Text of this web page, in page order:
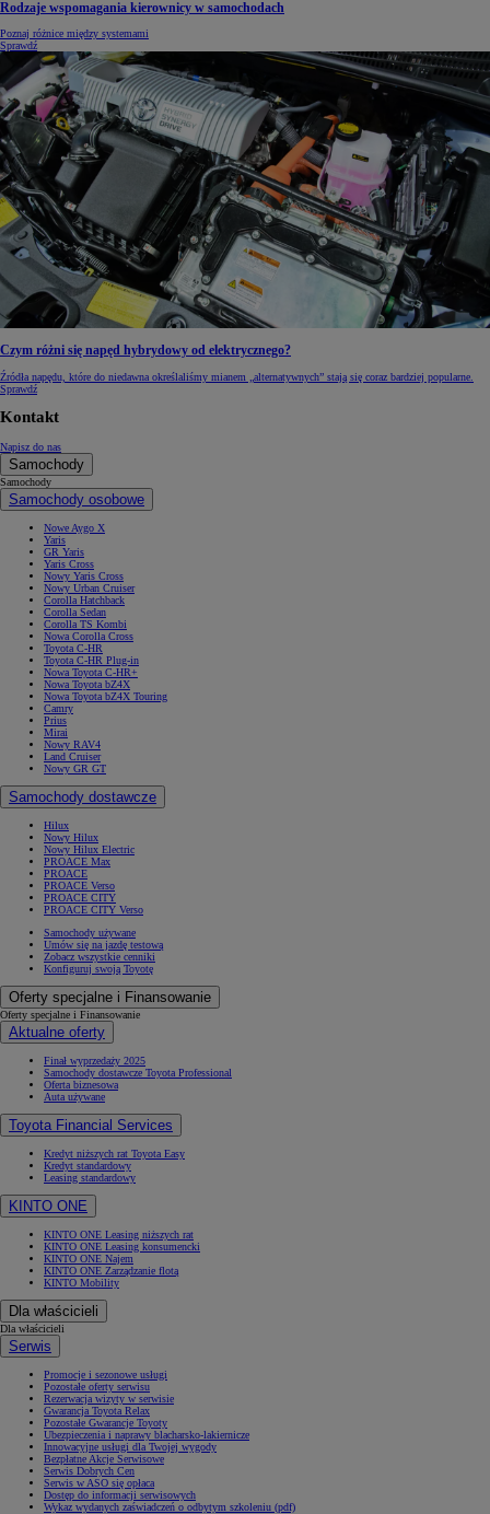
Rodzaje wspomagania kierownicy w samochodach
Poznaj różnice między systemami
Sprawdź
Czym różni się napęd hybrydowy od elektrycznego?
Źródła napędu, które do niedawna określaliśmy mianem „alternatywnych” stają się coraz bardziej popularne.
Sprawdź
Kontakt
Napisz do nas
Samochody
Samochody
Samochody osobowe
Nowe Aygo X
Yaris
GR Yaris
Yaris Cross
Nowy Yaris Cross
Nowy Urban Cruiser
Corolla Hatchback
Corolla Sedan
Corolla TS Kombi
Nowa Corolla Cross
Toyota C-HR
Toyota C-HR Plug-in
Nowa Toyota C-HR+
Nowa Toyota bZ4X
Nowa Toyota bZ4X Touring
Camry
Prius
Mirai
Nowy RAV4
Land Cruiser
Nowy GR GT
Samochody dostawcze
Hilux
Nowy Hilux
Nowy Hilux Electric
PROACE Max
PROACE
PROACE Verso
PROACE CITY
PROACE CITY Verso
Samochody używane
Umów się na jazdę testową
Zobacz wszystkie cenniki
Konfiguruj swoją Toyotę
Oferty specjalne i Finansowanie
Oferty specjalne i Finansowanie
Aktualne oferty
Finał wyprzedaży 2025
Samochody dostawcze Toyota Professional
Oferta biznesowa
Auta używane
Toyota Financial Services
Kredyt niższych rat Toyota Easy
Kredyt standardowy
Leasing standardowy
KINTO ONE
KINTO ONE Leasing niższych rat
KINTO ONE Leasing konsumencki
KINTO ONE Najem
KINTO ONE Zarządzanie flotą
KINTO Mobility
Dla właścicieli
Dla właścicieli
Serwis
Promocje i sezonowe usługi
Pozostałe oferty serwisu
Rezerwacja wizyty w serwisie
Gwarancja Toyota Relax
Pozostałe Gwarancje Toyoty
Ubezpieczenia i naprawy blacharsko-lakiernicze
Innowacyjne usługi dla Twojej wygody
Bezpłatne Akcje Serwisowe
Serwis Dobrych Cen
Serwis w ASO się opłaca
Dostęp do informacji serwisowych
Wykaz wydanych zaświadczeń o odbytym szkoleniu (pdf)